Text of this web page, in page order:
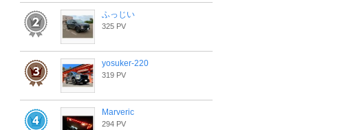
ふっじい
325 PV
yosuker-220
319 PV
Marveric
294 PV